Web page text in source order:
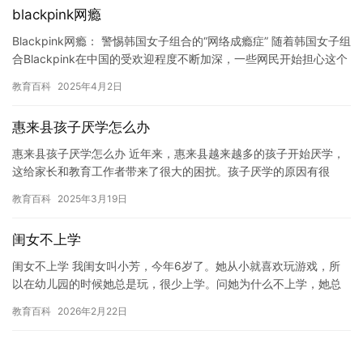
blackpink网瘾
Blackpink网瘾： 警惕韩国女子组合的“网络成瘾症” 随着韩国女子组
合Blackpink在中国的受欢迎程度不断加深，一些网民开始担心这个
教育百科 2025年4月2日
惠来县孩子厌学怎么办
惠来县孩子厌学怎么办 近年来，惠来县越来越多的孩子开始厌学，
这给家长和教育工作者带来了很大的困扰。孩子厌学的原因有很
孩子厌…
教育百科 2025年3月19日
闺女不上学
闺女不上学 我闺女叫小芳，今年6岁了。她从小就喜欢玩游戏，所
以在幼儿园的时候她总是玩，很少上学。问她为什么不上学，她总
教育百科 2026年2月22日